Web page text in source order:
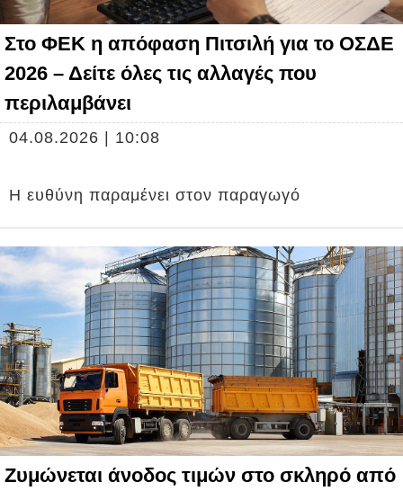
Στο ΦΕΚ η απόφαση Πιτσιλή για το ΟΣΔΕ
2026 – Δείτε όλες τις αλλαγές που
περιλαμβάνει
04.08.2026 | 10:08
Η ευθύνη παραμένει στον παραγωγό
Ζυμώνεται άνοδος τιμών στο σκληρό από